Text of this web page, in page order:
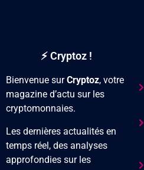
⚡ Cryptoz !
Bienvenue surCryptoz, votre
magazine d’actu sur les
cryptomonnaies.
Les dernières actualités en
temps réel, des analyses
approfondies sur les